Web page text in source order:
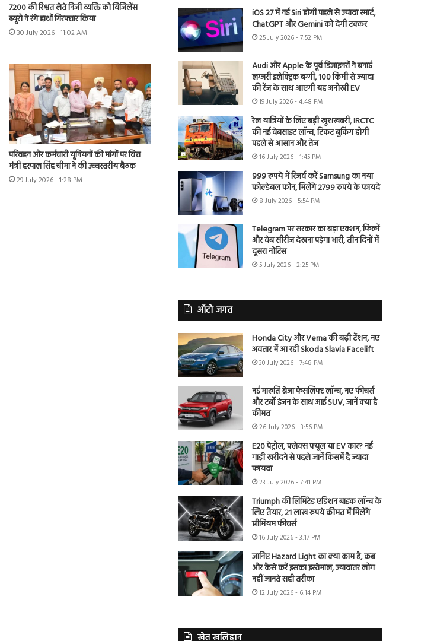
7200 की रिश्वत लेते निजी व्यक्ति को विजिलेंस
ब्यूरो ने रंगे हाथों गिरफ्तार किया
30 July 2026 - 11:02 AM
परिवहन और कर्मचारी यूनियनों की मांगों पर वित्त
मंत्री हरपाल सिंह चीमा ने की उच्चस्तरीय बैठक
29 July 2026 - 1:28 PM
iOS 27 में नई Siri होगी पहले से ज्यादा स्मार्ट,
ChatGPT और Gemini को देगी टक्कर
25 July 2026 - 7:52 PM
Audi और Apple के पूर्व डिजाइनरों ने बनाई
लग्जरी इलेक्ट्रिक बग्गी, 100 किमी से ज्यादा
की रेंज के साथ आएगी यह अनोखी EV
19 July 2026 - 4:48 PM
रेल यात्रियों के लिए बड़ी खुशखबरी, IRCTC
की नई वेबसाइट लॉन्च, टिकट बुकिंग होगी
पहले से आसान और तेज
16 July 2026 - 1:45 PM
999 रुपये में रिजर्व करें Samsung का नया
फोल्डेबल फोन, मिलेंगे 2799 रुपये के फायदे
8 July 2026 - 5:54 PM
Telegram पर सरकार का बड़ा एक्शन, फिल्में
और वेब सीरीज देखना पड़ेगा भारी, तीन दिनों में
दूसरा नोटिस
5 July 2026 - 2:25 PM
ऑटो जगत
Honda City और Verna की बढ़ी टेंशन, नए
अवतार में आ रही Skoda Slavia Facelift
30 July 2026 - 7:48 PM
नई मारुति ब्रेजा फेसलिफ्ट लॉन्च, नए फीचर्स
और टर्बो इंजन के साथ आई SUV, जानें क्या है
कीमत
26 July 2026 - 3:56 PM
E20 पेट्रोल, फ्लेक्स फ्यूल या EV कार? नई
गाड़ी खरीदने से पहले जानें किसमें है ज्यादा
फायदा
23 July 2026 - 7:41 PM
Triumph की लिमिटेड एडिशन बाइक लॉन्च के
लिए तैयार, 21 लाख रुपये कीमत में मिलेंगे
प्रीमियम फीचर्स
16 July 2026 - 3:17 PM
जानिए Hazard Light का क्या काम है, कब
और कैसे करें इसका इस्तेमाल, ज्यादातर लोग
नहीं जानते सही तरीका
12 July 2026 - 6:14 PM